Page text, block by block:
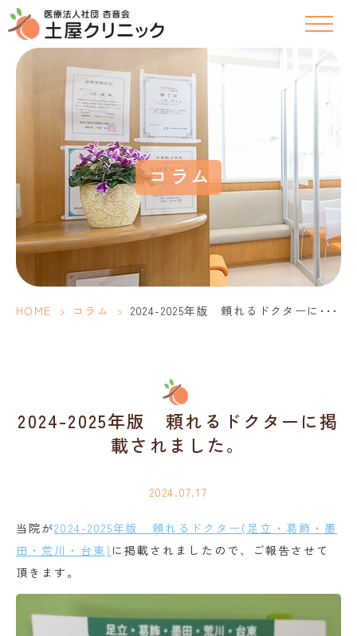
コラム
HOME > コラム > 2024-2025年版 頼れるドクターに･･･
2024-2025年版 頼れるドクターに掲
載されました。
2024.07.17
当院が2024-2025年版 頼れるドクター(足立・葛飾・墨
田・荒川・台東) に掲載されましたので、ご報告させて
頂きます。